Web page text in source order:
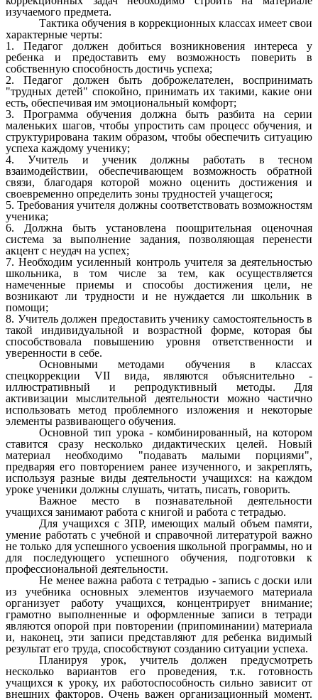
изучаемого предмета.
Тактика обучения в коррекционных классах имеет свои
характерные черты:
1. Педагог должен добиться возникновения интереса у
ребенка и предоставить ему возможность поверить в
собственную способность достичь успеха;
2. Педагог должен быть доброжелателен, воспринимать
"трудных детей" спокойно, принимать их такими, какие они
есть, обеспечивая им эмоциональный комфорт;
3. Программа обучения должна быть разбита на серии
маленьких шагов, чтобы упростить сам процесс обучения, и
структурирована таким образом, чтобы обеспечить ситуацию
успеха каждому ученику;
4. Учитель и ученик должны работать в тесном
взаимодействии, обеспечивающем возможность обратной
связи, благодаря которой можно оценить достижения и
своевременно определить зоны трудностей учащегося;
5. Требования учителя должны соответствовать возможностям
ученика;
6. Должна быть установлена поощрительная оценочная
система за выполнение задания, позволяющая перенести
акцент с неудач на успех;
7. Необходим усиленный контроль учителя за деятельностью
школьника, в том числе за тем, как осуществляется
намеченные приемы и способы достижения цели, не
возникают ли трудности и не нуждается ли школьник в
помощи;
8. Учитель должен предоставить ученику самостоятельность в
такой индивидуальной и возрастной форме, которая бы
способствовала повышению уровня ответственности и
уверенности в себе.
Основными методами обучения в классах
спецкоррекции VII вида, являются объяснительно -
иллюстративный и репродуктивный методы. Для
активизации мыслительной деятельности можно частично
использовать метод проблемного изложения и некоторые
элементы развивающего обучения.
Основной тип урока - комбинированный, на котором
ставится сразу несколько дидактических целей. Новый
материал необходимо "подавать малыми порциями",
предваряя его повторением ранее изученного, и закреплять,
используя разные виды деятельности учащихся: на каждом
уроке ученики должны слушать, читать, писать, говорить.
Важное место в познавательной деятельности
учащихся занимают работа с книгой и работа с тетрадью.
Для учащихся с ЗПР, имеющих малый объем памяти,
умение работать с учебной и справочной литературой важно
не только для успешного усвоения школьной программы, но и
для последующего успешного обучения, подготовки к
профессиональной деятельности.
Не менее важна работа с тетрадью - запись с доски или
из учебника основных элементов изучаемого материала
организует работу учащихся, концентрирует внимание;
грамотно выполненные и оформленные записи в тетради
являются опорой при повторении (припоминании) материала
и, наконец, эти записи представляют для ребенка видимый
результат его труда, способствуют созданию ситуации успеха.
Планируя урок, учитель должен предусмотреть
несколько вариантов его проведения, т.к. готовность
учащихся к уроку, их работоспособность сильно зависит от
внешних факторов. Очень важен организационный момент.